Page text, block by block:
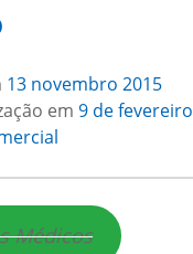
13 novembro 2015
em 9 de
Médicos